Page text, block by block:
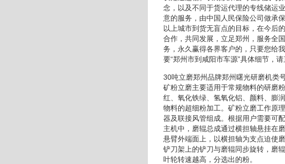
念，以及不同于货运代理的专线储运
意的服务，由中国人民保险公司做承
以上城市到货无盲点的目标，在今后
合作，共同发展，立足郑州，服务全
务，永久赢得各界客户的，只要您给
要“郑州市到咸阳市车源”具体细节，
30吨立磨郑州品牌郑州曙光研磨机类
矿粉立磨主要适用于常规物料的研磨
红、氧化铁绿、氢氧化铝、颜料、膨
物料的超细粉加工。矿粉立磨工作原
器及联接风管组成。根据用户需要可
主机中，磨辊总成通过横担轴悬挂在
悬臂外端面上，以横担轴为支点迫使
铲刀架上的铲刀与磨辊同步旋转，磨
叶轮转速越高，分选出的粉。